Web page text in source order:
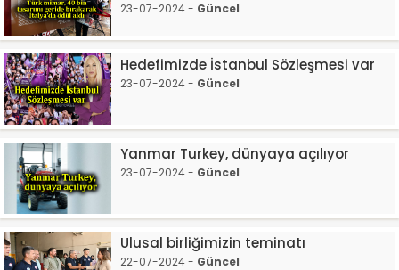
23-07-2024 - Güncel
Hedefimizde İstanbul Sözleşmesi var
23-07-2024 - Güncel
Yanmar Turkey, dünyaya açılıyor
23-07-2024 - Güncel
Ulusal birliğimizin teminatı
22-07-2024 - Güncel